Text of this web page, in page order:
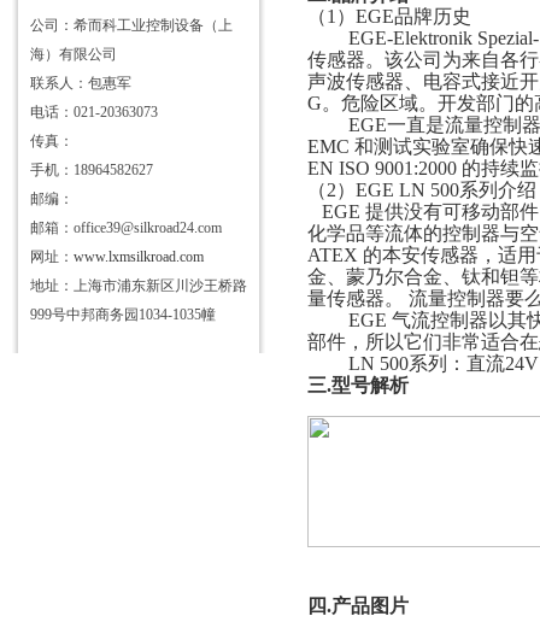
公司：希而科工业控制设备（上
海）有限公司
联系人：包惠军
电话：021-20363073
传真：
手机：18964582627
邮编：
邮箱：office39@silkroad24.com
网址： www.lxmsilkroad.com
地址：上海市浦东新区川沙王桥路
999号中邦商务园1034-1035幢
（1）EGE品牌历史
EGE-Elektronik
传感器。该公司为来自各
声波传感器、电容式接近
G。危险区域。开发部门
EGE一直是流量控制
EMC 和测试实验室确保快
EN ISO 9001:2000 的持续
（2） EGE LN 500系列介绍
EGE 提供没有可移动部
化学品等流体的控制器与
ATEX 的本安传感器，适
金、蒙乃尔合金、钛和钽
量传感器。 流量控制器要
EGE 气流控制器以其
部件，所以它们非常适合
LN 500系列：直流
三.型号解析
四.产品图片